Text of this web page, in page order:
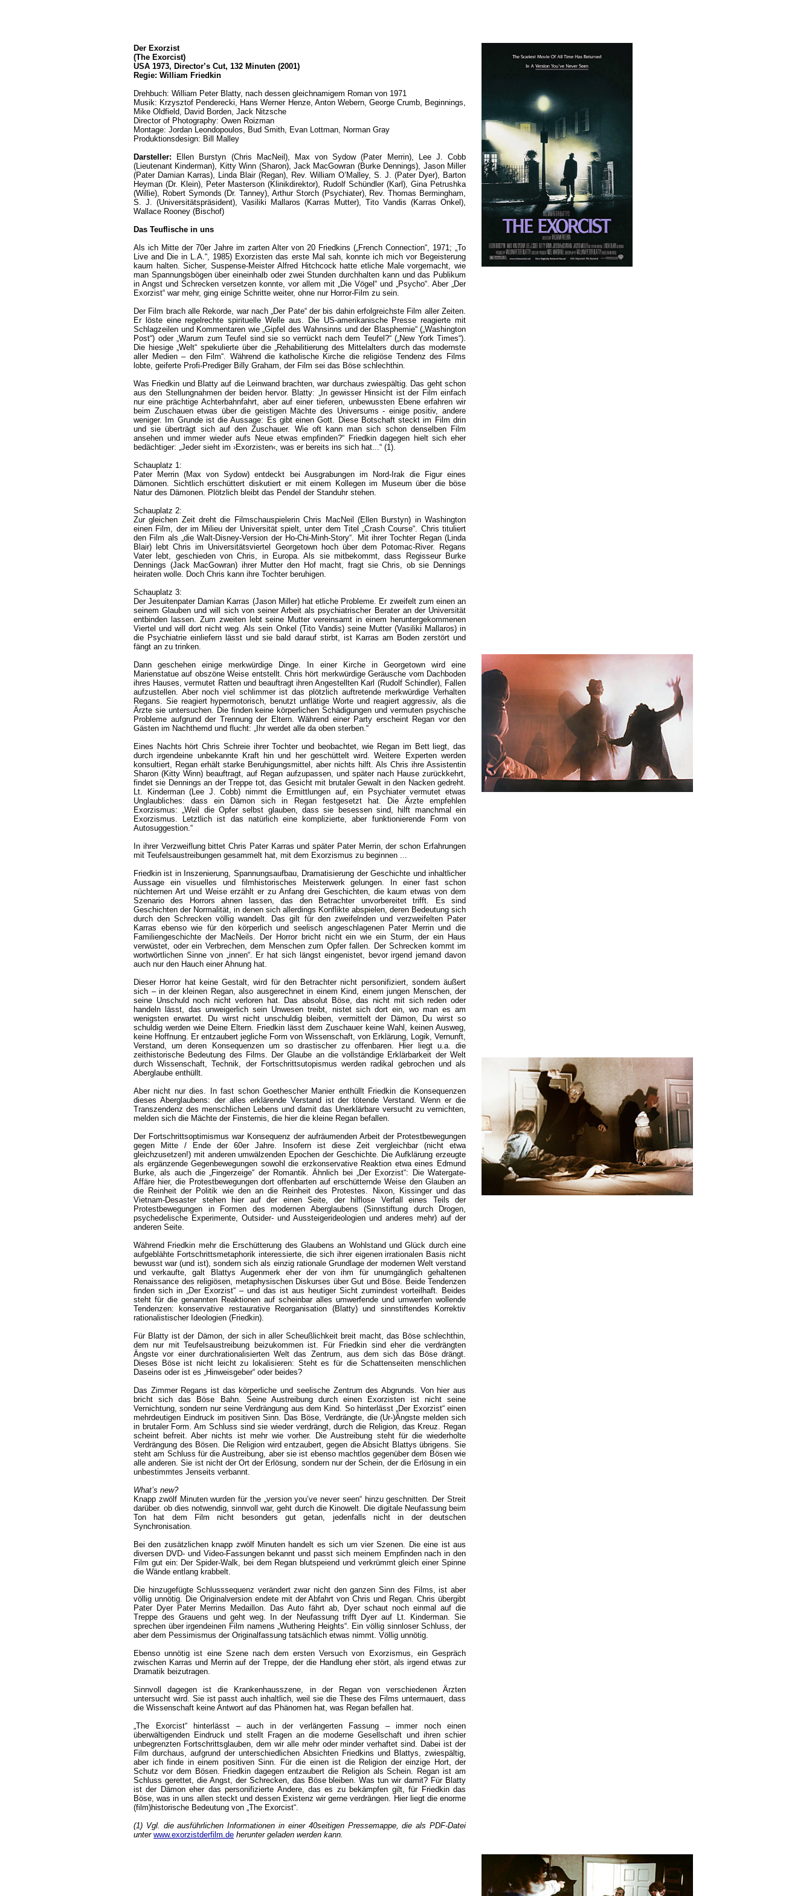
Der Exorzist
(The Exorcist)
USA 1973, Director’s Cut, 132 Minuten (2001)
Regie: William Friedkin
Drehbuch: William Peter Blatty, nach dessen gleichnamigem Roman von 1971
Musik: Krzysztof Penderecki, Hans Werner Henze, Anton Webern, George Crumb, Beginnings,
Mike Oldfield, David Borden, Jack Nitzsche
Director of Photography: Owen Roizman
Montage: Jordan Leondopoulos, Bud Smith, Evan Lottman, Norman Gray
Produktionsdesign: Bill Malley
Darsteller:
Ellen Burstyn (Chris MacNeil), Max von Sydow (Pater Merrin), Lee J. Cobb
(Lieutenant Kinderman), Kitty Winn (Sharon), Jack MacGowran (Burke Dennings), Jason Miller
(Pater Damian Karras), Linda Blair (Regan), Rev. William O’Malley, S. J. (Pater Dyer), Barton
Heyman (Dr. Klein), Peter Masterson (Klinikdirektor), Rudolf Schündler (Karl), Gina Petrushka
(Willie), Robert Symonds (Dr. Tanney), Arthur Storch (Psychiater), Rev. Thomas Bermingham,
S. J. (Universitätspräsident), Vasiliki Mallaros (Karras Mutter), Tito Vandis (Karras Onkel),
Wallace Rooney (Bischof)
Das Teuflische in uns
Als ich Mitte der 70er Jahre im zarten Alter von 20 Friedkins („French Connection“, 1971; „To
Live and Die in L.A.“, 1985) Exorzisten das erste Mal sah, konnte ich mich vor Begeisterung
kaum halten. Sicher, Suspense-Meister Alfred Hitchcock hatte etliche Male vorgemacht, wie
man Spannungsbögen über eineinhalb oder zwei Stunden durchhalten kann und das Publikum
in Angst und Schrecken versetzen konnte, vor allem mit „Die Vögel“ und „Psycho“. Aber „Der
Exorzist“ war mehr, ging einige Schritte weiter, ohne nur Horror-Film zu sein.
Der Film brach alle Rekorde, war nach „Der Pate“ der bis dahin erfolgreichste Film aller Zeiten.
Er löste eine regelrechte spirituelle Welle aus. Die US-amerikanische Presse reagierte mit
Schlagzeilen und Kommentaren wie „Gipfel des Wahnsinns und der Blasphemie“ („Washington
Post“) oder „Warum zum Teufel sind sie so verrückt nach dem Teufel?“ („New York Times“).
Die hiesige „Welt“ spekulierte über die „Rehabilitierung des Mittelalters durch das modernste
aller Medien – den Film“. Während die katholische Kirche die religiöse Tendenz des Films
lobte, geiferte Profi-Prediger Billy Graham, der Film sei das Böse schlechthin.
Was Friedkin und Blatty auf die Leinwand brachten, war durchaus zwiespältig. Das geht schon
aus den Stellungnahmen der beiden hervor. Blatty: „In gewisser Hinsicht ist der Film einfach
nur eine prächtige Achterbahnfahrt, aber auf einer tieferen, unbewussten Ebene erfahren wir
beim Zuschauen etwas über die geistigen Mächte des Universums - einige positiv, andere
weniger. Im Grunde ist die Aussage: Es gibt einen Gott. Diese Botschaft steckt im Film drin
und sie überträgt sich auf den Zuschauer. Wie oft kann man sich schon denselben Film
ansehen und immer wieder aufs Neue etwas empfinden?“ Friedkin dagegen hielt sich eher
bedächtiger: „Jeder sieht im ›Exorzisten‹, was er bereits ins sich hat...“ (1).
Schauplatz 1:
Pater Merrin (Max von Sydow) entdeckt bei Ausgrabungen im Nord-Irak die Figur eines
Dämonen. Sichtlich erschüttert diskutiert er mit einem Kollegen im Museum über die böse
Natur des Dämonen. Plötzlich bleibt das Pendel der Standuhr stehen.
Schauplatz 2:
Zur gleichen Zeit dreht die Filmschauspielerin Chris MacNeil (Ellen Burstyn) in Washington
einen Film, der im Milieu der Universität spielt, unter dem Titel „Crash Course“. Chris tituliert
den Film als „die Walt-Disney-Version der Ho-Chi-Minh-Story“. Mit ihrer Tochter Regan (Linda
Blair) lebt Chris im Universitätsviertel Georgetown hoch über dem Potomac-River. Regans
Vater lebt, geschieden von Chris, in Europa. Als sie mitbekommt, dass Regisseur Burke
Dennings (Jack MacGowran) ihrer Mutter den Hof macht, fragt sie Chris, ob sie Dennings
heiraten wolle. Doch Chris kann ihre Tochter beruhigen.
Schauplatz 3:
Der Jesuitenpater Damian Karras (Jason Miller) hat etliche Probleme. Er zweifelt zum einen an
seinem Glauben und will sich von seiner Arbeit als psychiatrischer Berater an der Universität
entbinden lassen. Zum zweiten lebt seine Mutter vereinsamt in einem heruntergekommenen
Viertel und will dort nicht weg. Als sein Onkel (Tito Vandis) seine Mutter (Vasiliki Mallaros) in
die Psychiatrie einliefern lässt und sie bald darauf stirbt, ist Karras am Boden zerstört und
fängt an zu trinken.
Dann geschehen einige merkwürdige Dinge. In einer Kirche in Georgetown wird eine
Marienstatue auf obszöne Weise entstellt. Chris hört merkwürdige Geräusche vom Dachboden
ihres Hauses, vermutet Ratten und beauftragt ihren Angestellten Karl (Rudolf Schindler), Fallen
aufzustellen. Aber noch viel schlimmer ist das plötzlich auftretende merkwürdige Verhalten
Regans. Sie reagiert hypermotorisch, benutzt unflätige Worte und reagiert aggressiv, als die
Ärzte sie untersuchen. Die finden keine körperlichen Schädigungen und vermuten psychische
Probleme aufgrund der Trennung der Eltern. Während einer Party erscheint Regan vor den
Gästen im Nachthemd und flucht: „Ihr werdet alle da oben sterben.“
Eines Nachts hört Chris Schreie ihrer Tochter und beobachtet, wie Regan im Bett liegt, das
durch irgendeine unbekannte Kraft hin und her geschüttelt wird. Weitere Experten werden
konsultiert, Regan erhält starke Beruhigungsmittel, aber nichts hilft. Als Chris ihre Assistentin
Sharon (Kitty Winn) beauftragt, auf Regan aufzupassen, und später nach Hause zurückkehrt,
findet sie Dennings an der Treppe tot, das Gesicht mit brutaler Gewalt in den Nacken gedreht.
Lt. Kinderman (Lee J. Cobb) nimmt die Ermittlungen auf, ein Psychiater vermutet etwas
Unglaubliches: dass ein Dämon sich in Regan festgesetzt hat. Die Ärzte empfehlen
Exorzismus: „Weil die Opfer selbst glauben, dass sie besessen sind, hilft manchmal ein
Exorzismus. Letztlich ist das natürlich eine komplizierte, aber funktionierende Form von
Autosuggestion.“
In ihrer Verzweiflung bittet Chris Pater Karras und später Pater Merrin, der schon Erfahrungen
mit Teufelsaustreibungen gesammelt hat, mit dem Exorzismus zu beginnen ...
Friedkin ist in Inszenierung, Spannungsaufbau, Dramatisierung der Geschichte und inhaltlicher
Aussage ein visuelles und filmhistorisches Meisterwerk gelungen. In einer fast schon
nüchternen Art und Weise erzählt er zu Anfang drei Geschichten, die kaum etwas von dem
Szenario des Horrors ahnen lassen, das den Betrachter unvorbereitet trifft. Es sind
Geschichten der Normalität, in denen sich allerdings Konflikte abspielen, deren Bedeutung sich
durch den Schrecken völlig wandelt. Das gilt für den zweifelnden und verzweifelten Pater
Karras ebenso wie für den körperlich und seelisch angeschlagenen Pater Merrin und die
Familiengeschichte der MacNeils. Der Horror bricht nicht ein wie ein Sturm, der ein Haus
verwüstet, oder ein Verbrechen, dem Menschen zum Opfer fallen. Der Schrecken kommt im
wortwörtlichen Sinne von „innen“. Er hat sich längst eingenistet, bevor irgend jemand davon
auch nur den Hauch einer Ahnung hat.
Dieser Horror hat keine Gestalt, wird für den Betrachter nicht personifiziert, sondern äußert
sich – in der kleinen Regan, also ausgerechnet in einem Kind, einem jungen Menschen, der
seine Unschuld noch nicht verloren hat. Das absolut Böse, das nicht mit sich reden oder
handeln lässt, das unweigerlich sein Unwesen treibt, nistet sich dort ein, wo man es am
wenigsten erwartet. Du wirst nicht unschuldig bleiben, vermittelt der Dämon, Du wirst so
schuldig werden wie Deine Eltern. Friedkin lässt dem Zuschauer keine Wahl, keinen Ausweg,
keine Hoffnung. Er entzaubert jegliche Form von Wissenschaft, von Erklärung, Logik, Vernunft,
Verstand, um deren Konsequenzen um so drastischer zu offenbaren. Hier liegt u.a. die
zeithistorische Bedeutung des Films. Der Glaube an die vollständige Erklärbarkeit der Welt
durch Wissenschaft, Technik, der Fortschrittsutopismus werden radikal gebrochen und als
Aberglaube enthüllt.
Aber nicht nur dies. In fast schon Goethescher Manier enthüllt Friedkin die Konsequenzen
dieses Aberglaubens: der alles erklärende Verstand ist der tötende Verstand. Wenn er die
Transzendenz des menschlichen Lebens und damit das Unerklärbare versucht zu vernichten,
melden sich die Mächte der Finsternis, die hier die kleine Regan befallen.
Der Fortschrittsoptimismus war Konsequenz der aufräumenden Arbeit der Protestbewegungen
gegen Mitte / Ende der 60er Jahre. Insofern ist diese Zeit vergleichbar (nicht etwa
gleichzusetzen!) mit anderen umwälzenden Epochen der Geschichte. Die Aufklärung erzeugte
als ergänzende Gegenbewegungen sowohl die erzkonservative Reaktion etwa eines Edmund
Burke, als auch die „Fingerzeige“ der Romantik. Ähnlich bei „Der Exorzist“: Die Watergate-
Affäre hier, die Protestbewegungen dort offenbarten auf erschütternde Weise den Glauben an
die Reinheit der Politik wie den an die Reinheit des Protestes. Nixon, Kissinger und das
Vietnam-Desaster stehen hier auf der einen Seite, der hilflose Verfall eines Teils der
Protestbewegungen in Formen des modernen Aberglaubens (Sinnstiftung durch Drogen,
psychedelische Experimente, Outsider- und Aussteigerideologien und anderes mehr) auf der
anderen Seite.
Während Friedkin mehr die Erschütterung des Glaubens an Wohlstand und Glück durch eine
aufgeblähte Fortschrittsmetaphorik interessierte, die sich ihrer eigenen irrationalen Basis nicht
bewusst war (und ist), sondern sich als einzig rationale Grundlage der modernen Welt verstand
und verkaufte, galt Blattys Augenmerk eher der von ihm für unumgänglich gehaltenen
Renaissance des religiösen, metaphysischen Diskurses über Gut und Böse. Beide Tendenzen
finden sich in „Der Exorzist“ – und das ist aus heutiger Sicht zumindest vorteilhaft. Beides
steht für die genannten Reaktionen auf scheinbar alles umwerfende und umwerfen wollende
Tendenzen: konservative restaurative Reorganisation (Blatty) und sinnstiftendes Korrektiv
rationalistischer Ideologien (Friedkin).
Für Blatty ist der Dämon, der sich in aller Scheußlichkeit breit macht, das Böse schlechthin,
dem nur mit Teufelsaustreibung beizukommen ist. Für Friedkin sind eher die verdrängten
Ängste vor einer durchrationalisierten Welt das Zentrum, aus dem sich das Böse drängt.
Dieses Böse ist nicht leicht zu lokalisieren: Steht es für die Schattenseiten menschlichen
Daseins oder ist es „Hinweisgeber“ oder beides?
Das Zimmer Regans ist das körperliche und seelische Zentrum des Abgrunds. Von hier aus
bricht sich das Böse Bahn. Seine Austreibung durch einen Exorzisten ist nicht seine
Vernichtung, sondern nur seine Verdrängung aus dem Kind. So hinterlässt „Der Exorzist“ einen
mehrdeutigen Eindruck im positiven Sinn. Das Böse, Verdrängte, die (Ur-)Ängste melden sich
in brutaler Form. Am Schluss sind sie wieder verdrängt, durch die Religion, das Kreuz. Regan
scheint befreit. Aber nichts ist mehr wie vorher. Die Austreibung steht für die wiederholte
Verdrängung des Bösen. Die Religion wird entzaubert, gegen die Absicht Blattys übrigens. Sie
steht am Schluss für die Austreibung, aber sie ist ebenso machtlos gegenüber dem Bösen wie
alle anderen. Sie ist nicht der Ort der Erlösung, sondern nur der Schein, der die Erlösung in ein
unbestimmtes Jenseits verbannt.
What’s new?
Knapp zwölf Minuten wurden für the „version you’ve never seen“ hinzu geschnitten. Der Streit
darüber. ob dies notwendig, sinnvoll war, geht durch die Kinowelt. Die digitale Neufassung beim
Ton hat dem Film nicht besonders gut getan, jedenfalls nicht in der deutschen
Synchronisation.
Bei den zusätzlichen knapp zwölf Minuten handelt es sich um vier Szenen. Die eine ist aus
diversen DVD- und Video-Fassungen bekannt und passt sich meinem Empfinden nach in den
Film gut ein: Der Spider-Walk, bei dem Regan blutspeiend und verkrümmt gleich einer Spinne
die Wände entlang krabbelt.
Die hinzugefügte Schlusssequenz verändert zwar nicht den ganzen Sinn des Films, ist aber
völlig unnötig. Die Originalversion endete mit der Abfahrt von Chris und Regan. Chris übergibt
Pater Dyer Pater Merrins Medaillon. Das Auto fährt ab, Dyer schaut noch einmal auf die
Treppe des Grauens und geht weg. In der Neufassung trifft Dyer auf Lt. Kinderman. Sie
sprechen über irgendeinen Film namens „Wuthering Heights“. Ein völlig sinnloser Schluss, der
aber dem Pessimismus der Originalfassung tatsächlich etwas nimmt. Völlig unnötig.
Ebenso unnötig ist eine Szene nach dem ersten Versuch von Exorzismus, ein Gespräch
zwischen Karras und Merrin auf der Treppe, der die Handlung eher stört, als irgend etwas zur
Dramatik beizutragen.
Sinnvoll dagegen ist die Krankenhausszene, in der Regan von verschiedenen Ärzten
untersucht wird. Sie ist passt auch inhaltlich, weil sie die These des Films untermauert, dass
die Wissenschaft keine Antwort auf das Phänomen hat, was Regan befallen hat.
„The Exorcist“ hinterlässt – auch in der verlängerten Fassung – immer noch einen
überwältigenden Eindruck und stellt Fragen an die moderne Gesellschaft und ihren schier
unbegrenzten Fortschrittsglauben, dem wir alle mehr oder minder verhaftet sind. Dabei ist der
Film durchaus, aufgrund der unterschiedlichen Absichten Friedkins und Blattys, zwiespältig,
aber ich finde in einem positiven Sinn. Für die einen ist die Religion der einzige Hort, der
Schutz vor dem Bösen. Friedkin dagegen entzaubert die Religion als Schein. Regan ist am
Schluss gerettet, die Angst, der Schrecken, das Böse bleiben. Was tun wir damit? Für Blatty
ist der Dämon eher das personifizierte Andere, das es zu bekämpfen gilt, für Friedkin das
Böse, was in uns allen steckt und dessen Existenz wir gerne verdrängen. Hier liegt die enorme
(film)historische Bedeutung von „The Exorcist“.
(1) Vgl. die ausführlichen Informationen in einer 40seitigen Pressemappe, die als PDF-Datei
unter www.exorzistderfilm.de herunter geladen werden kann.